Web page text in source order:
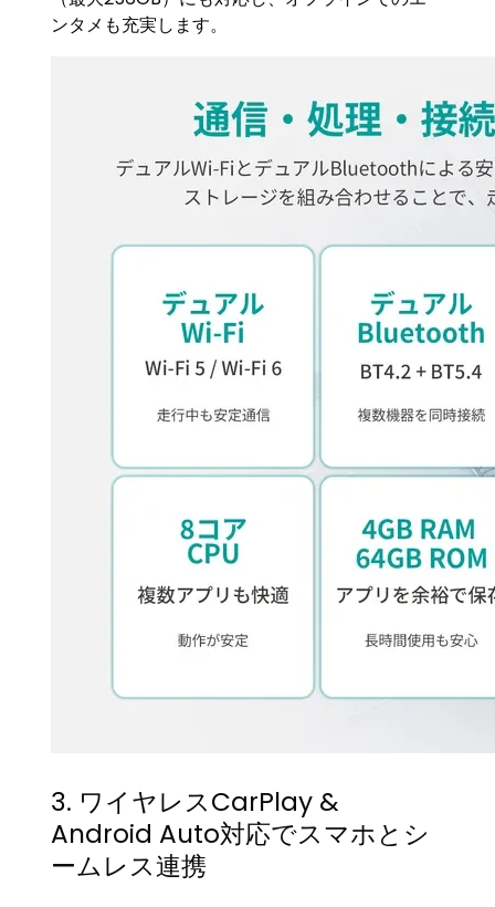
ンタメも充実します。
3. ワイヤレスCarPlay &
Android Auto対応でスマホとシ
ームレス連携